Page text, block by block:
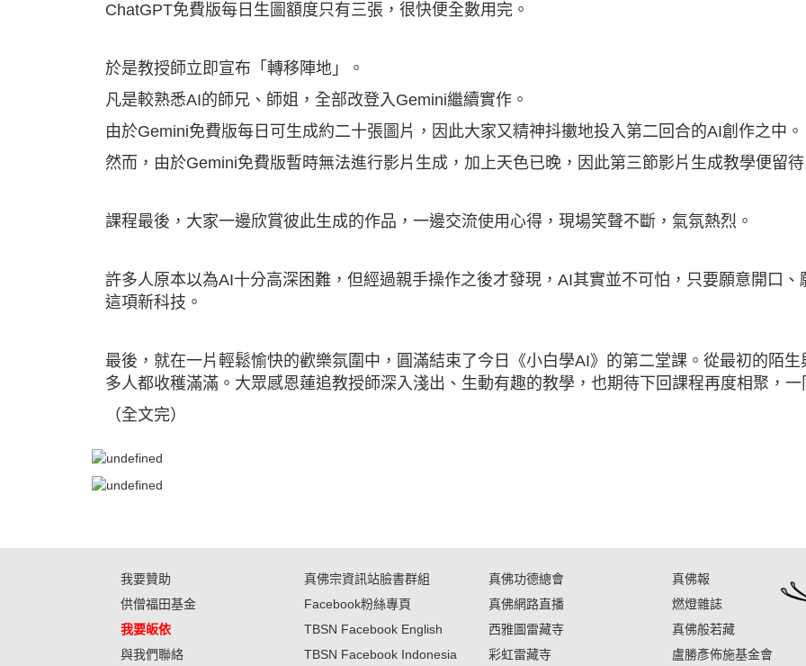
ChatGPT免費版每日生圖額度只有三張，很快便全數用完。
於是教授師立即宣布「轉移陣地」。
凡是較熟悉AI的師兄、師姐，全部改登入Gemini繼續實作。
由於Gemini免費版每日可生成約二十張圖片，因此大家又精神抖擻地投入第二回合的AI創作之中。
然而，由於Gemini免費版暫時無法進行影片生成，加上天色已晚，因此第三節影片生成教學便留待
課程最後，大家一邊欣賞彼此生成的作品，一邊交流使用心得，現場笑聲不斷，氣氛熱烈。
許多人原本以為AI十分高深困難，但經過親手操作之後才發現，AI其實並不可怕，只要願意開口
這項新科技。
最後，就在一片輕鬆愉快的歡樂氛圍中，圓滿結束了今日《小白學AI》的第二堂課。從最初的陌
多人都收穫滿滿。大眾感恩蓮追教授師深入淺出、生動有趣的教學，也期待下回課程再度相聚，一
（全文完）
我要贊助
供僧福田基金
我要皈依
與我們聯絡
真佛宗資訊站臉書群組
Facebook粉絲專頁
TBSN Facebook English
TBSN Facebook Indonesia
真佛功德總會
真佛網路直播
西雅圖雷藏寺
彩虹雷藏寺
真佛報
燃燈雜誌
真佛般若藏
盧勝彥佈施基金會